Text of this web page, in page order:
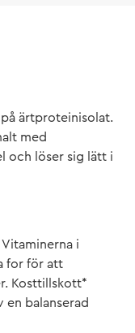
ärtproteinisolat.
med
och löser sig lätt i
i
for för att
Kosttillskott*
en balanserad